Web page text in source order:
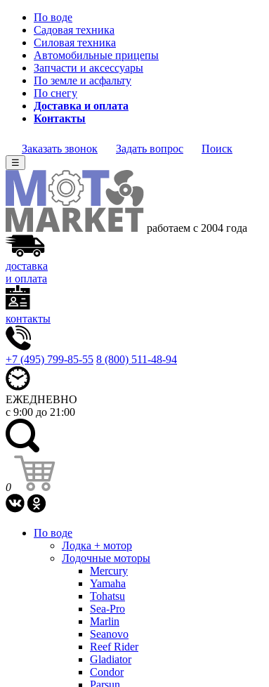
По воде
Садовая техника
Силовая техника
Автомобильные прицепы
Запчасти и аксессуары
По земле и асфальту
По снегу
Доставка и оплата
Контакты
Заказать звонок Задать вопрос Поиск
☰
работаем с 2004 года
доставка
и оплата
контакты
+7 (495) 799-85-55 8 (800) 511-48-94
ЕЖЕДНЕВНО
с 9:00 до 21:00
0
По воде
Лодка + мотор
Лодочные моторы
Mercury
Yamaha
Tohatsu
Sea-Pro
Marlin
Seanovo
Reef Rider
Gladiator
Condor
Parsun